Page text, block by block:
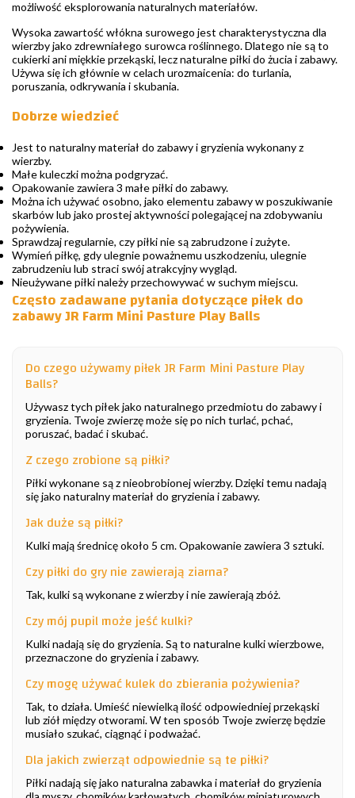
możliwość eksplorowania naturalnych materiałów.
Wysoka zawartość włókna surowego jest charakterystyczna dla
wierzby jako zdrewniałego surowca roślinnego. Dlatego nie są to
cukierki ani miękkie przekąski, lecz naturalne piłki do żucia i zabawy.
Używa się ich głównie w celach urozmaicenia: do turlania,
poruszania, odkrywania i skubania.
Dobrze wiedzieć
Jest to naturalny materiał do zabawy i gryzienia wykonany z
wierzby.
Małe kuleczki można podgryzać.
Opakowanie zawiera 3 małe piłki do zabawy.
Można ich używać osobno, jako elementu zabawy w poszukiwanie
skarbów lub jako prostej aktywności polegającej na zdobywaniu
pożywienia.
Sprawdzaj regularnie, czy piłki nie są zabrudzone i zużyte.
Wymień piłkę, gdy ulegnie poważnemu uszkodzeniu, ulegnie
zabrudzeniu lub straci swój atrakcyjny wygląd.
Nieużywane piłki należy przechowywać w suchym miejscu.
Często zadawane pytania dotyczące piłek do
zabawy JR Farm Mini Pasture Play Balls
Do czego używamy piłek JR Farm Mini Pasture Play
Balls?
Używasz tych piłek jako naturalnego przedmiotu do zabawy i
gryzienia. Twoje zwierzę może się po nich turlać, pchać,
poruszać, badać i skubać.
Z czego zrobione są piłki?
Piłki wykonane są z nieobrobionej wierzby. Dzięki temu nadają
się jako naturalny materiał do gryzienia i zabawy.
Jak duże są piłki?
Kulki mają średnicę około 5 cm. Opakowanie zawiera 3 sztuki.
Czy piłki do gry nie zawierają ziarna?
Tak, kulki są wykonane z wierzby i nie zawierają zbóż.
Czy mój pupil może jeść kulki?
Kulki nadają się do gryzienia. Są to naturalne kulki wierzbowe,
przeznaczone do gryzienia i zabawy.
Czy mogę używać kulek do zbierania pożywienia?
Tak, to działa. Umieść niewielką ilość odpowiedniej przekąski
lub ziół między otworami. W ten sposób Twoje zwierzę będzie
musiało szukać, ciągnąć i podważać.
Dla jakich zwierząt odpowiednie są te piłki?
Piłki nadają się jako naturalna zabawka i materiał do gryzienia